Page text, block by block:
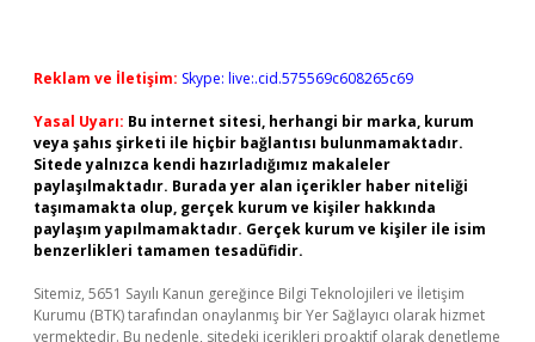
Reklam ve İletişim: Skype: live:.cid.575569c608265c69
Yasal Uyarı: Bu internet sitesi, herhangi bir marka, kurum
veya şahıs şirketi ile hiçbir bağlantısı bulunmamaktadır.
Sitede yalnızca kendi hazırladığımız makaleler
paylaşılmaktadır. Burada yer alan içerikler haber niteliği
taşımamakta olup, gerçek kurum ve kişiler hakkında
paylaşım yapılmamaktadır. Gerçek kurum ve kişiler ile isim
benzerlikleri tamamen tesadüfidir.
Sitemiz, 5651 Sayılı Kanun gereğince Bilgi Teknolojileri ve İletişim
Kurumu (BTK) tarafından onaylanmış bir Yer Sağlayıcı olarak hizmet
vermektedir. Bu nedenle, sitedeki içerikleri proaktif olarak denetleme